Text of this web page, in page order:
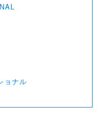
ョナル